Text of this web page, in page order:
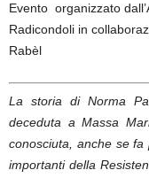
Evento organizzato
Radicondoli in
Rabèl
La storia di Norma
deceduta a Massa
conosciuta, anche se
importanti della